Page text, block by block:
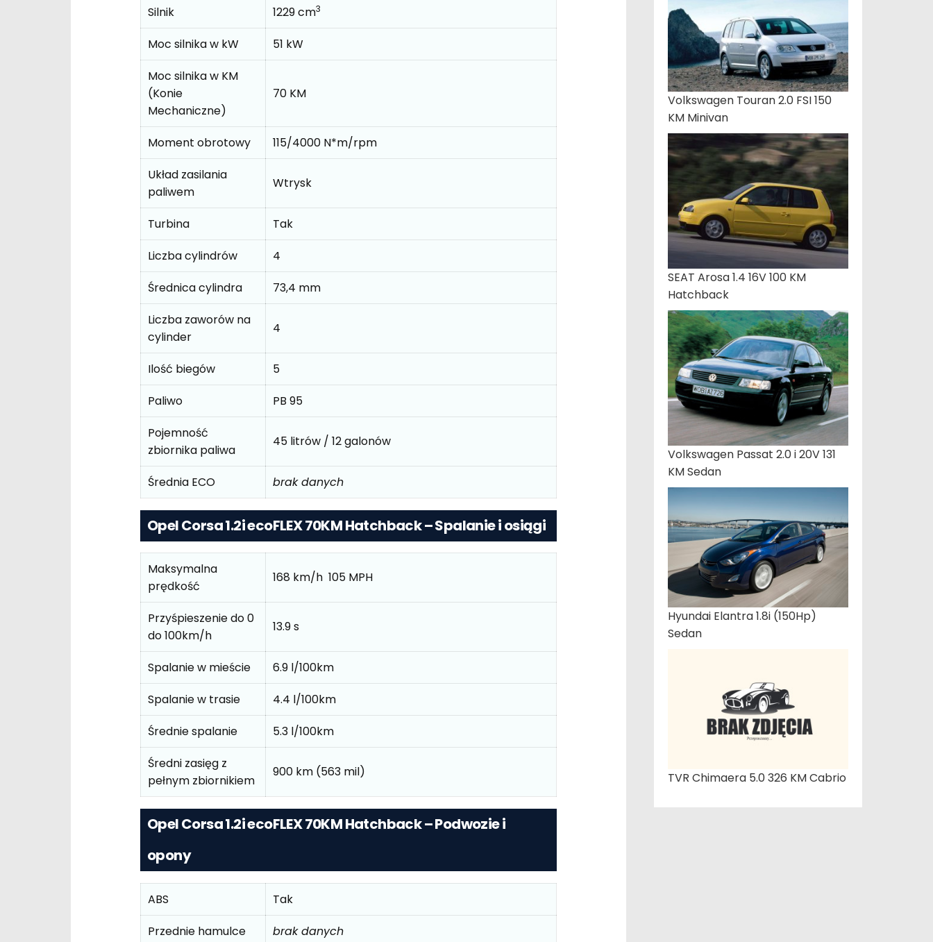
Silnik 1229 cm3
Moc silnika w kW
51 kW
Moc silnika w KM
(Konie
Mechaniczne)
70 KM
Moment obrotowy
115/4000 N*m/rpm
Układ zasilania
paliwem
Wtrysk
Turbina
Tak
Liczba cylindrów
4
Średnica cylindra
73,4 mm
Liczba zaworów na
cylinder
4
Ilość biegów
5
Paliwo
PB 95
Pojemność
zbiornika paliwa
45 litrów / 12 galonów
Średnia ECO brak danych
Opel Corsa 1.2i ecoFLEX 70KM Hatchback – Spalanie i osiągi
Maksymalna
prędkość
168 km/h 105 MPH
Przyśpieszenie do 0
do 100km/h
13.9 s
Spalanie w mieście
6.9 l/100km
Spalanie w trasie
4.4 l/100km
Średnie spalanie
5.3 l/100km
Średni zasięg z
pełnym zbiornikiem
900 km (563 mil)
Opel Corsa 1.2i ecoFLEX 70KM Hatchback – Podwozie i
opony
ABS
Tak
Przednie hamulce
brak danych
Volkswagen Touran 2.0 FSI 150
KM Minivan
SEAT Arosa 1.4 16V 100 KM
Hatchback
Volkswagen Passat 2.0 i 20V 131
KM Sedan
Hyundai Elantra 1.8i (150Hp)
Sedan
TVR Chimaera 5.0 326 KM Cabrio